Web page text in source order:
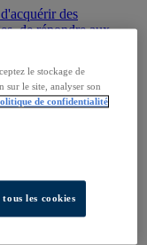
des
de répondre aux
ou de votre
le stockage de
le site, analyser son
de confidentialité
les cookies